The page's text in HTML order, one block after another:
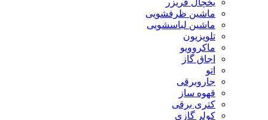
ماشین ظرفشویی
ماشین لباسشویی
تلویزیون
ماکروویو
اجاق گاز
اتو
جاروبرقی
قهوه ساز
کتری برقی
کولر گازی